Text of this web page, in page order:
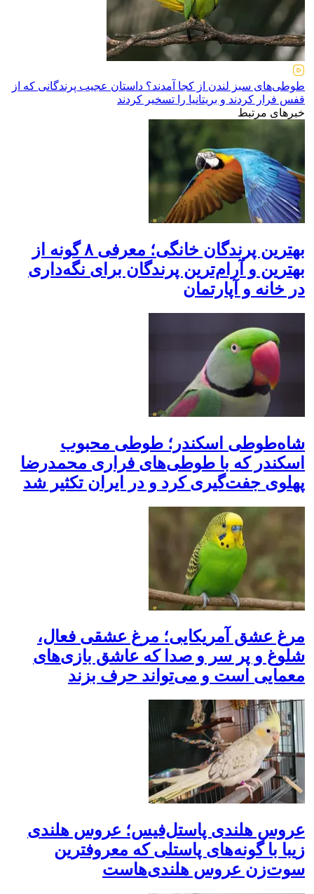
طوطی‌های سبز لندن از کجا آمدند؟ داستان عجیب پرندگانی که از
قفس فرار کردند و بریتانیا را تسخیر کردند
خبرهای مرتبط
بهترین پرندگان خانگی؛ معرفی ۸ گونه از
بهترین و آرام‌ترین پرندگان برای نگه‌داری
در خانه و آپارتمان
شاه‌طوطی اسکندر؛ طوطی محبوب
اسکندر که با طوطی‌های فراری محمدرضا
پهلوی جفت‌گیری کرد و در ایران تکثیر شد
مرغ عشق آمریکایی؛ مرغ عشقی فعال،
شلوغ و پر سر و صدا که عاشق بازی‌های
معمایی است و می‌تواند حرف بزند
عروس هلندی پاستل‌فیس؛ عروس هلندی
زیبا با گونه‌های پاستلی که معروفترین
سوت‌زن عروس هلندی‌هاست